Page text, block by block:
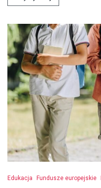
Edukacja Fundusze europejskie